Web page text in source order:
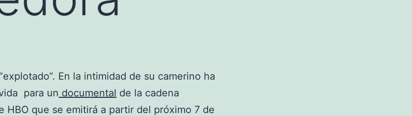
En la intimidad de su camerino ha
para un documental de la cadena
HBO que se emitirá a partir del próximo 7 de